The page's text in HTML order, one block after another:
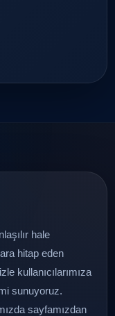
hale
hitap eden
kullanıcılarımıza
sunuyoruz.
sayfamızdan